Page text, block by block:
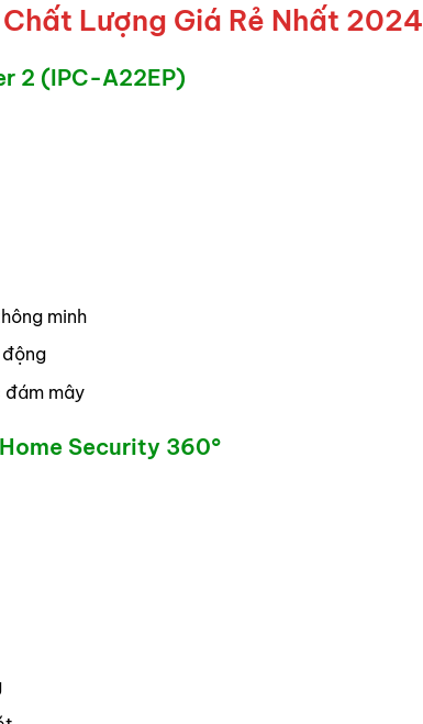
Lượng Giá Rẻ Nhất 2024
2 (IPC-A22EP)
minh
đám mây
Security 360°